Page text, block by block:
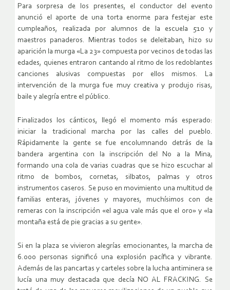
Para sorpresa de los presentes, el conductor del evento
anunció el aporte de una torta enorme para festejar este
cumpleaños, realizada por alumnos de la escuela 510 y
maestros panaderos. Mientras todos se deleitaban, hizo su
aparición la murga «La 23» compuesta por vecinos de todas las
edades, quienes entraron cantando al ritmo de los redoblantes
canciones alusivas compuestas por ellos mismos. La
intervención de la murga fue muy creativa y produjo risas,
baile y alegría entre el público.
Finalizados los cánticos, llegó el momento más esperado:
iniciar la tradicional marcha por las calles del pueblo.
Rápidamente la gente se fue encolumnando detrás de la
bandera argentina con la inscripción del No a la Mina,
formando una cola de varias cuadras que se hizo escuchar al
ritmo de bombos, cornetas, silbatos, palmas y otros
instrumentos caseros. Se puso en movimiento una multitud de
familias enteras, jóvenes y mayores, muchísimos con de
remeras con la inscripción «el agua vale más que el oro» y «la
montaña está de pie gracias a su gente».
Si en la plaza se vivieron alegrías emocionantes, la marcha de
6.000 personas significó una explosión pacífica y vibrante.
Además de las pancartas y carteles sobre la lucha antiminera se
lucía una muy destacada que decía NO AL FRACKING. Se